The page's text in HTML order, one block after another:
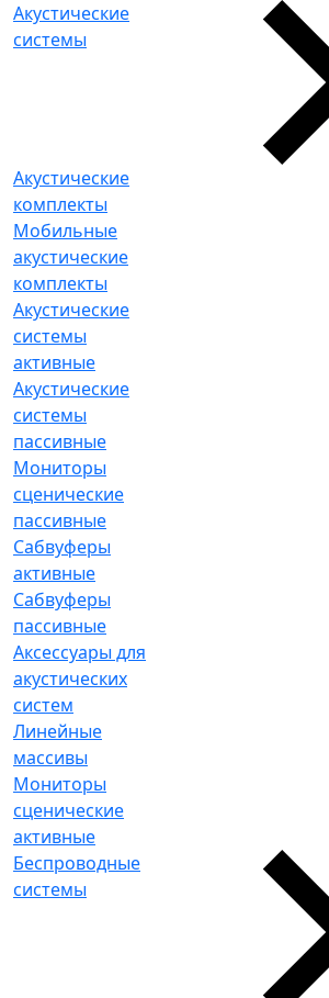
Акустические
системы
Акустические
комплекты
Мобильные
акустические
комплекты
Акустические
системы
активные
Акустические
системы
пассивные
Мониторы
сценические
пассивные
Сабвуферы
активные
Сабвуферы
пассивные
Аксессуары для
акустических
систем
Линейные
массивы
Мониторы
сценические
активные
Беспроводные
системы